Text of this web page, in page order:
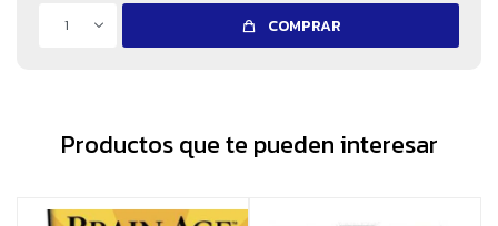
1 COMPRAR
Productos que te pueden interesar